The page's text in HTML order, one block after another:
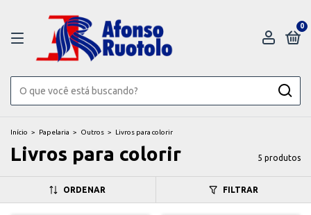
0
Início > Papelaria > Outros > Livros para colorir
Livros para colorir 5 produtos
ORDENAR FILTRAR